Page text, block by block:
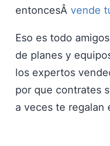
entoncesÂ vende
Eso es todo
de planes y
los expertos
por que contrates
a veces te regalan